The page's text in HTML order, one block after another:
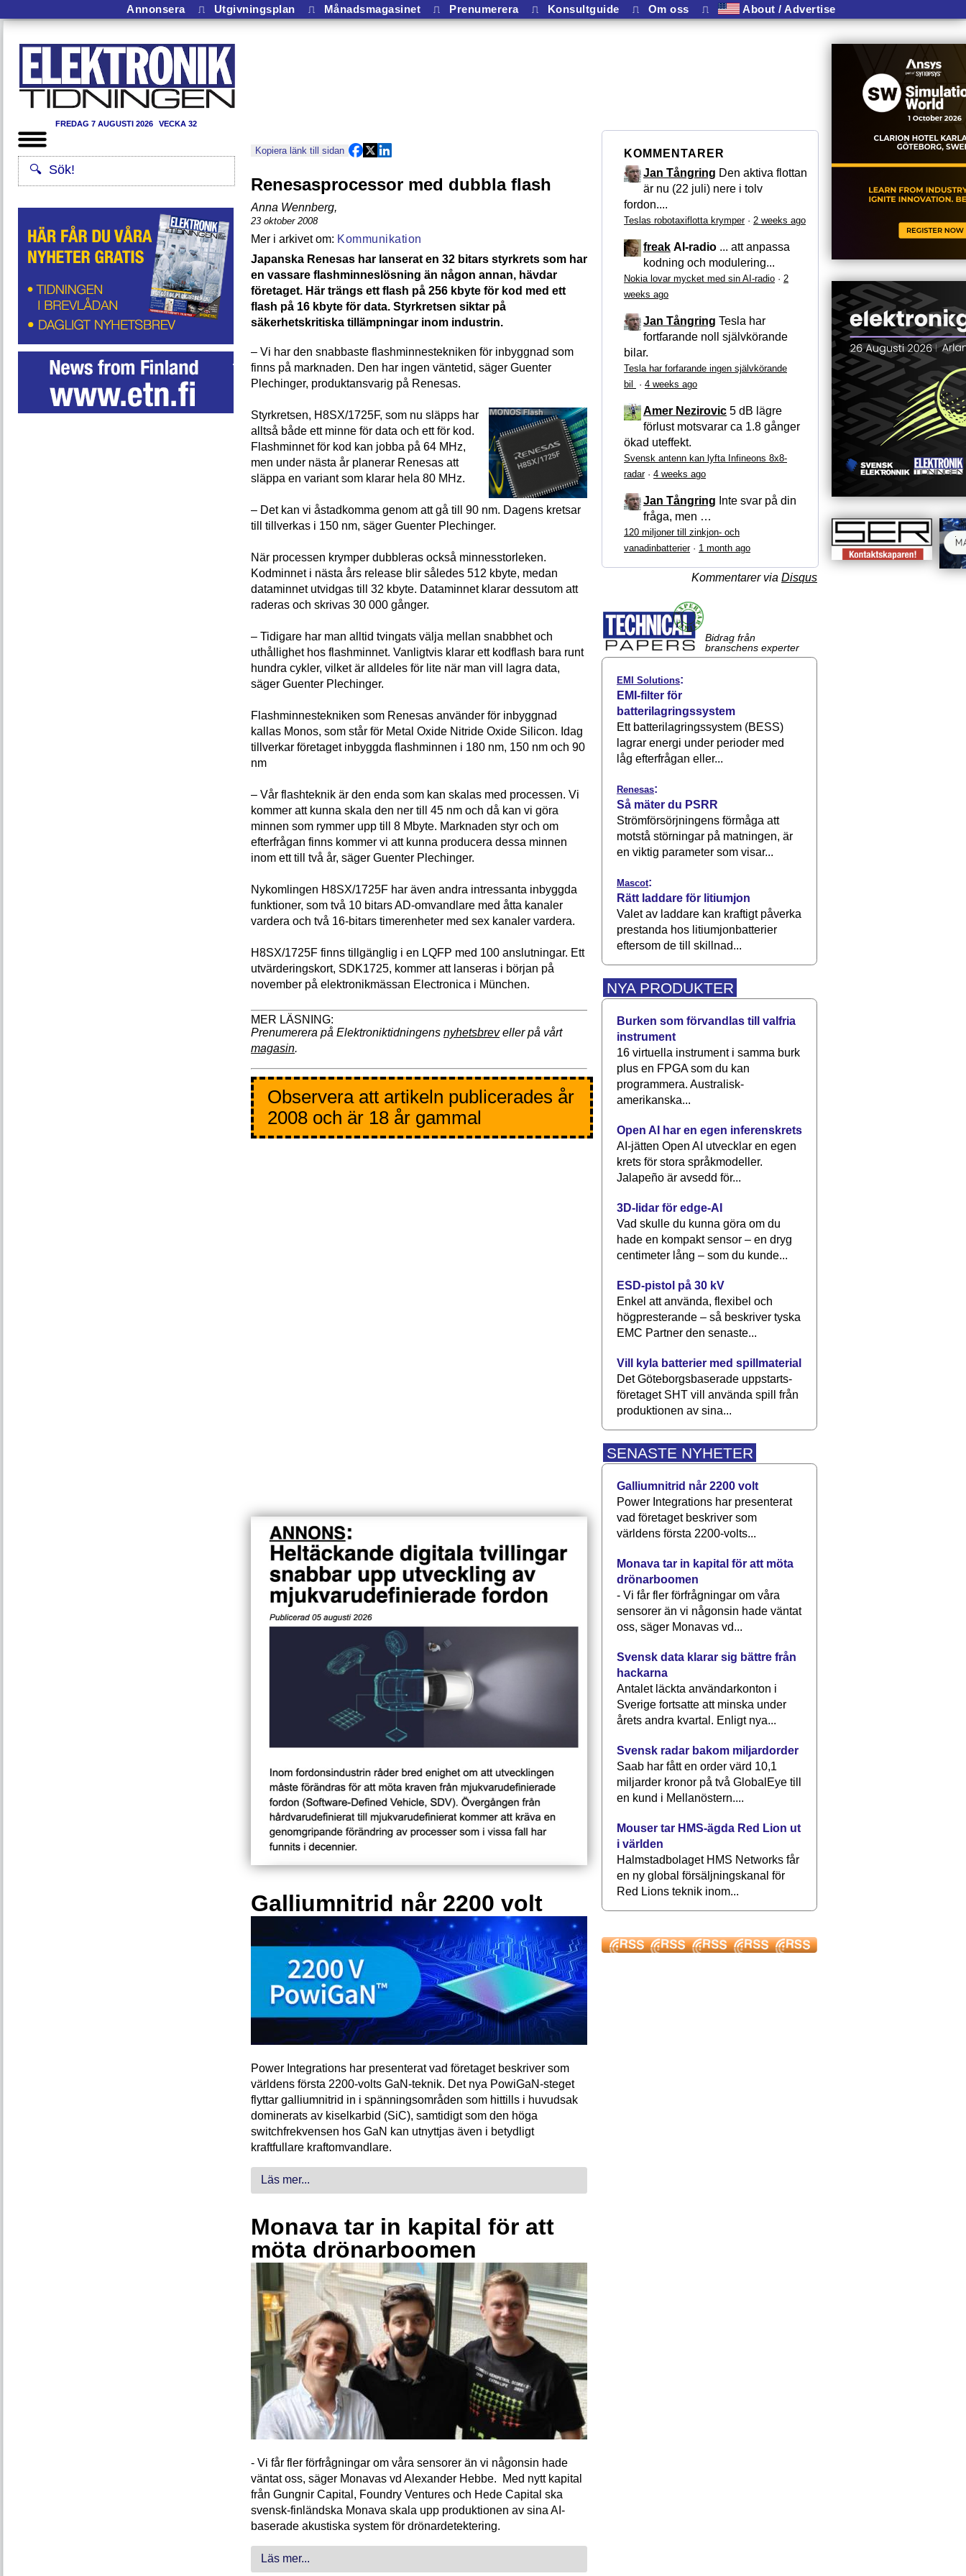
Annonsera ⎍ Utgivningsplan ⎍ Månadsmagasinet ⎍ Prenumerera ⎍ Konsultguide ⎍ Om oss ⎍ About / Advertise
FREDAG 7 AUGUSTI 2026 VECKA 32
Kopiera länk till sidan
Renesasprocessor med dubbla flash
Anna Wennberg,
23 oktober 2008
Kommunikation
Japanska Renesas har lanserat en 32 bitars styrkrets som har
en vassare flashminneslösning än någon annan, hävdar
företaget. Här trängs ett flash på 256 kbyte för kod med ett
flash på 16 kbyte för data. Styrkretsen siktar på
säkerhetskritiska tillämpningar inom industrin.
– Vi har den snabbaste flashminnestekniken för inbyggnad som
finns på marknaden. Den har ingen väntetid, säger Guenter
Plechinger, produktansvarig på Renesas.
Styrkretsen, H8SX/1725F, som nu släpps har
alltså både ett minne för data och ett för kod.
Flashminnet för kod kan jobba på 64 MHz,
men under nästa år planerar Renesas att
släppa en variant som klarar hela 80 MHz.
– Det kan vi åstadkomma genom att gå till 90 nm. Dagens kretsar
till tillverkas i 150 nm, säger Guenter Plechinger.
När processen krymper dubbleras också minnesstorleken.
Kodminnet i nästa års release blir således 512 kbyte, medan
dataminnet utvidgas till 32 kbyte. Dataminnet klarar dessutom att
raderas och skrivas 30 000 gånger.
– Tidigare har man alltid tvingats välja mellan snabbhet och
uthållighet hos flashminnet. Vanligtvis klarar ett kodflash bara runt
hundra cykler, vilket är alldeles för lite när man vill lagra data,
säger Guenter Plechinger.
Flashminnestekniken som Renesas använder för inbyggnad
kallas Monos, som står för Metal Oxide Nitride Oxide Silicon. Idag
tillverkar företaget inbyggda flashminnen i 180 nm, 150 nm och 90
nm
– Vår flashteknik är den enda som kan skalas med processen. Vi
kommer att kunna skala den ner till 45 nm och då kan vi göra
minnen som rymmer upp till 8 Mbyte. Marknaden styr och om
efterfrågan finns kommer vi att kunna producera dessa minnen
inom ett till två år, säger Guenter Plechinger.
Nykomlingen H8SX/1725F har även andra intressanta inbyggda
funktioner, som två 10 bitars AD-omvandlare med åtta kanaler
vardera och två 16-bitars timerenheter med sex kanaler vardera.
H8SX/1725F finns tillgänglig i en LQFP med 100 anslutningar. Ett
utvärderingskort, SDK1725, kommer att lanseras i början på
november på elektronikmässan Electronica i München.
Prenumerera på Elektroniktidningens nyhetsbreveller på vårt
magasin.
Observera att artikeln publicerades år
2008 och är 18 år gammal
Galliumnitrid når 2200 volt
Power Integrations har presenterat vad företaget beskriver som
världens första 2200-volts GaN-teknik. Det nya PowiGaN-steget
flyttar galliumnitrid in i spänningsområden som hittills i huvudsak
dominerats av kiselkarbid (SiC), samtidigt som den höga
switchfrekvensen hos GaN kan utnyttjas även i betydligt
kraftfullare kraftomvandlare.
Läs mer...
Monava tar in kapital för att
möta drönarboomen
- Vi får fler förfrågningar om våra sensorer än vi någonsin hade
väntat oss, säger Monavas vd Alexander Hebbe. Med nytt kapital
från Gungnir Capital, Foundry Ventures och Hede Capital ska
svensk-finländska Monava skala upp produktionen av sina AI-
baserade akustiska system för drönardetektering.
Läs mer...
KOMMENTARER
Jan Tångring Den aktiva flottan
är nu (22 juli) nere i tolv
fordon....
Teslas robotaxiflotta krymper· 2 weeks ago
freak AI-radio ... att anpassa
kodning och modulering...
Nokia lovar mycket med sin AI-radio · 2
weeks ago
Jan Tångring Tesla har
fortfarande noll självkörande
bilar.
Tesla har forfarande ingen självkörande
bil
· 4 weeks ago
Amer Nezirovic 5 dB lägre
förlust motsvarar ca 1.8 gånger
ökad uteffekt.
Svensk antenn kan lyfta Infineons 8x8-
radar· 4 weeks ago
Jan Tångring Inte svar på din
fråga, men …
120 miljoner till zinkjon- och
vanadinbatterier· 1 month ago
Kommentarer via Disqus
Bidrag från
branschens experter
EMI Solutions:
EMI-filter för
batterilagringssystem
Ett batterilagringssystem (BESS)
lagrar energi under perioder med
låg efterfrågan eller...
Renesas:
Så mäter du PSRR
Strömförsörjningens förmåga att
motstå störningar på matningen, är
en viktig parameter som visar...
Mascot:
Rätt laddare för litiumjon
Valet av laddare kan kraftigt påverka
prestanda hos litiumjonbatterier
eftersom de till skillnad...
NYA PRODUKTER
Burken som förvandlas till valfria
instrument
16 virtuella instrument i samma burk
plus en FPGA som du kan
programmera. Australisk-
amerikanska...
Open AI har en egen inferenskrets
AI-jätten Open AI utvecklar en egen
krets för stora språkmodeller.
Jalapeño är avsedd för...
3D-lidar för edge-AI
Vad skulle du kunna göra om du
hade en kompakt sensor – en dryg
centimeter lång – som du kunde...
ESD-pistol på 30 kV
Enkel att använda, flexibel och
högpresterande – så beskriver tyska
EMC Partner den senaste...
Vill kyla batterier med spillmaterial
Det Göteborgsbaserade upp­starts­
företaget SHT vill använda spill från
produktionen av sina...
SENASTE NYHETER
Galliumnitrid når 2200 volt
Power Integrations har presenterat
vad företaget beskriver som
världens första 2200-volts...
Monava tar in kapital för att möta
drönarboomen
- Vi får fler förfrågningar om våra
sensorer än vi någonsin hade väntat
oss, säger Monavas vd...
Svensk data klarar sig bättre från
hackarna
Antalet läckta användarkonton i
Sverige fortsatte att minska under
årets andra kvartal. Enligt nya...
Svensk radar bakom miljardorder
Saab har fått en order värd 10,1
miljarder kronor på två GlobalEye till
en kund i Mellanöstern....
Mouser tar HMS-ägda Red Lion ut
i världen
Halmstadbolaget HMS Networks får
en ny global försäljningskanal för
Red Lions teknik inom...